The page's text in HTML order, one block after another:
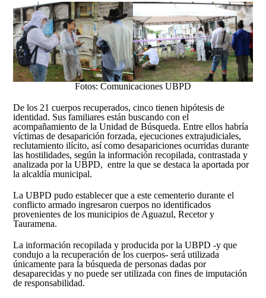
Fotos: Comunicaciones UBPD
De los 21 cuerpos recuperados, cinco tienen hipótesis de
identidad. Sus familiares están buscando con el
acompañamiento de la Unidad de Búsqueda. Entre ellos habría
víctimas de desaparición forzada, ejecuciones extrajudiciales,
reclutamiento ilícito, así como desapariciones ocurridas durante
las hostilidades, según la información recopilada, contrastada y
analizada por la UBPD, entre la que se destaca la aportada por
la alcaldía municipal.
La UBPD pudo establecer que a este cementerio durante el
conflicto armado ingresaron cuerpos no identificados
provenientes de los municipios de Aguazul, Recetor y
Tauramena.
La información recopilada y producida por la UBPD -y que
condujo a la recuperación de los cuerpos- será utilizada
únicamente para la búsqueda de personas dadas por
desaparecidas y no puede ser utilizada con fines de imputación
de responsabilidad.